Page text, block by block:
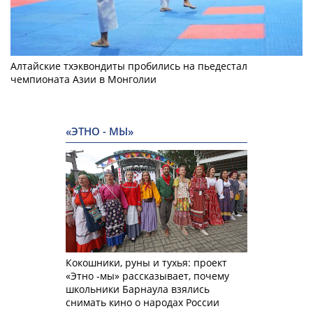
Алтайские тхэквондиты пробились на пьедестал
чемпионата Азии в Монголии
«ЭТНО - МЫ»
Кокошники, руны и тухья: проект
«Этно -мы» рассказывает, почему
школьники Барнаула взялись
снимать кино о народах России